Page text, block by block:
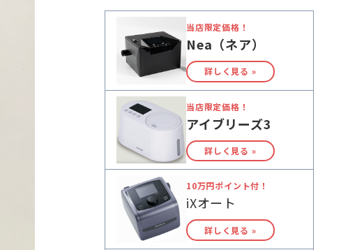
当店限定価格！
Nea（ネア）
詳しく見る »
当店限定価格！
アイブリーズ3
詳しく見る »
10万円ポイント付！
iXオート
詳しく見る »